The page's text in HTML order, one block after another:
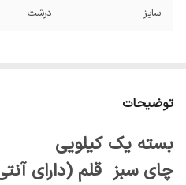
سایز درشت
توضیحات
بسته یک کیلویی
چای سبز قلم (دارای